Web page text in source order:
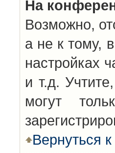
На
Возможно,
а не к тому,
настройках
и т.д.
могут
Вернуться